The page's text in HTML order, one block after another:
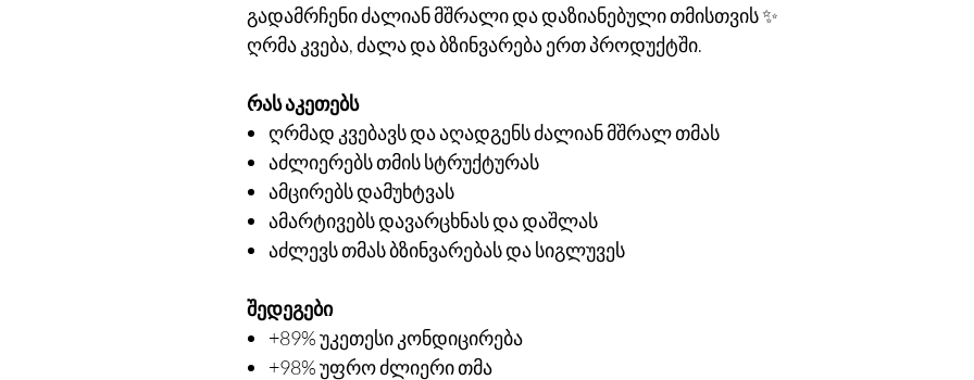
გადამრჩენი ძალიან მშრალი და დაზიანებული თმისთვის ✨
ღრმა კვება, ძალა და ბზინვარება ერთ პროდუქტში.
რას აკეთებს
ღრმად კვებავს და აღადგენს ძალიან მშრალ თმას
აძლიერებს თმის სტრუქტურას
ამცირებს დამუხტვას
ამარტივებს დავარცხნას და დაშლას
აძლევს თმას ბზინვარებას და სიგლუვეს
შედეგები
+89% უკეთესი კონდიცირება
+98% უფრო ძლიერი თმა